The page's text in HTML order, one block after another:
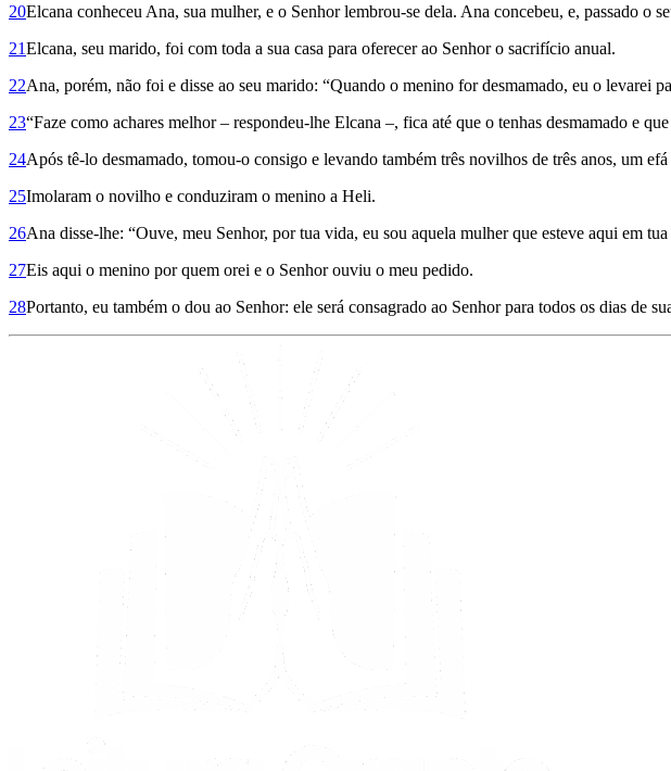
20Elcana conheceu Ana, sua mulher, e o Senhor lembrou-se dela. Ana concebeu, e, passado
21Elcana, seu marido, foi com toda a sua casa para oferecer ao Senhor o sacrifício anual.
22Ana, porém, não foi e disse ao seu marido: “Quando o menino for desmamado, eu o levarei
23“Faze como achares melhor – respondeu-lhe Elcana –, fica até que o tenhas desmamado e
24Após tê-lo desmamado, tomou-o consigo e levando também três novilhos de três anos, um
25Imolaram o novilho e conduziram o menino a Heli.
26Ana disse-lhe: “Ouve, meu Senhor, por tua vida, eu sou aquela mulher que esteve aqui em
27Eis aqui o menino por quem orei e o Senhor ouviu o meu pedido.
28Portanto, eu também o dou ao Senhor: ele será consagrado ao Senhor para todos os dias de